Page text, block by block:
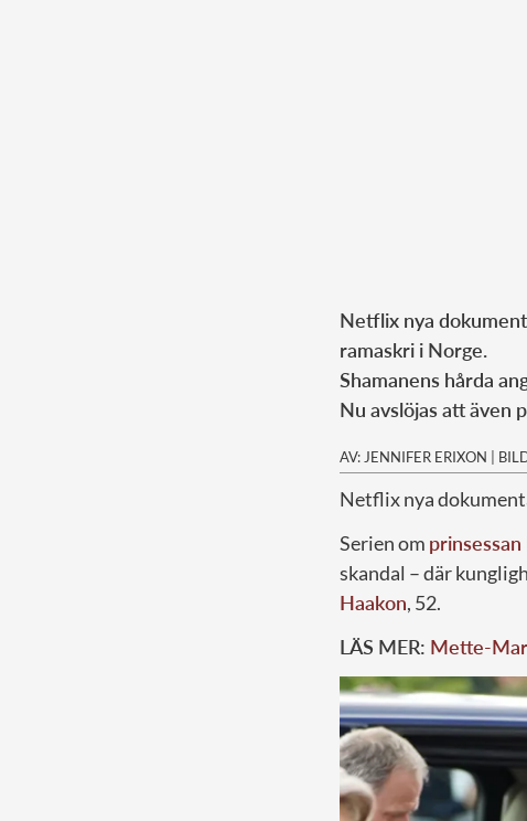
Netflix nya
ramaskri i Norge.
Shamanens hårda
Nu avslöjas att även
AV: JENNIFER ERIXON |
Netflix nya
Serien om
skandal – där
Haakon, 52.
LÄS MER: Mette-